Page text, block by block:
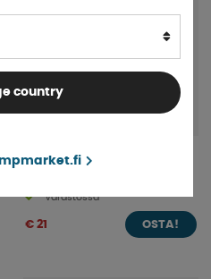
ProPlus Aisapainovaaka
Varastossa
€ 21 OSTA!
country